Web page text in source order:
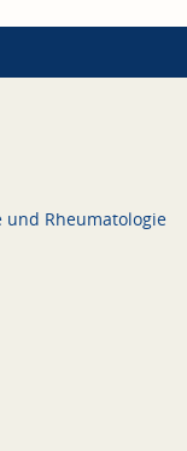
und Rheumatologie